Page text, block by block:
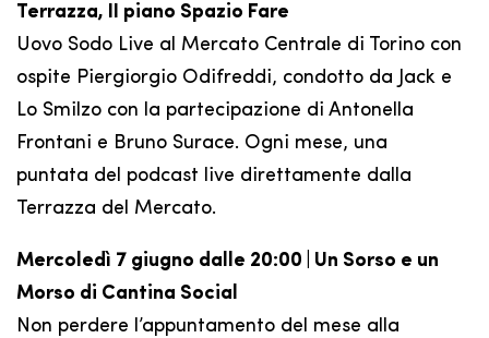
Terrazza, II piano Spazio Fare
Uovo Sodo Live al Mercato Centrale di Torino con
ospite Piergiorgio Odifreddi, condotto da Jack e
Lo Smilzo con la partecipazione di Antonella
Frontani e Bruno Surace. Ogni mese, una
puntata del podcast live direttamente dalla
Terrazza del Mercato.
Mercoledì 7 giugno dalle 20:00 | Un Sorso e un
Morso di Cantina Social
Non perdere l’appuntamento del mese alla